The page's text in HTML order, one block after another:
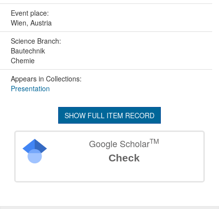
Event place:
Wien, Austria
Science Branch:
Bautechnik
Chemie
Appears in Collections:
Presentation
SHOW FULL ITEM RECORD
Google ScholarTM
Check